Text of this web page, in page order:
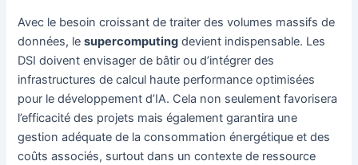
Avec le besoin croissant de traiter des volumes massifs de
données, lesupercomputing devient indispensable. Les
DSI doivent envisager de bâtir ou d’intégrer des
infrastructures de calcul haute performance optimisées
pour le développement d’IA. Cela non seulement favorisera
l’efficacité des projets mais également garantira une
gestion adéquate de la consommation énergétique et des
coûts associés, surtout dans un contexte de ressource